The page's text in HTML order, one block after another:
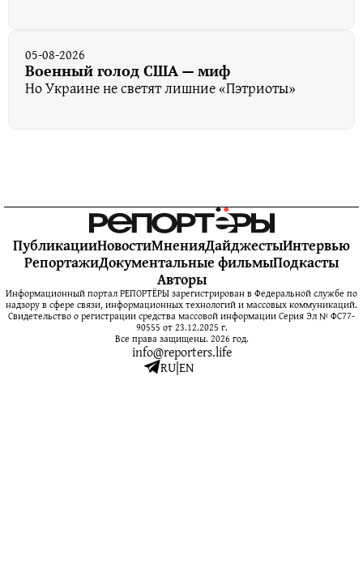
05-08-2026
Военный голод США — миф
Но Украине не светят лишние «Пэтриоты»
ПубликацииНовостиМненияДайджестыИнтервью
РепортажиДокументальные фильмыПодкасты
Авторы
Информационный портал РЕПОРТЁРЫ зарегистрирован в Федеральной службе по
надзору в сфере связи, информационных технологий и массовых коммуникаций.
Свидетельство о регистрации средства массовой информации Серия Эл № ФС77-
90555 от 23.12.2025 г.
Все права защищены. 2026 год.
info@reporters.life
RU|EN